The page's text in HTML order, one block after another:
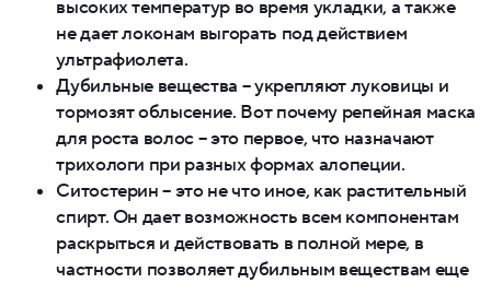
высоких температур во время укладки, а также
не дает локонам выгорать под действием
ультрафиолета.
Дубильные вещества – укрепляют луковицы и
тормозят облысение. Вот почему репейная маска
для роста волос – это первое, что назначают
трихологи при разных формах алопеции.
Ситостерин – это не что иное, как растительный
спирт. Он дает возможность всем компонентам
раскрыться и действовать в полной мере, в
частности позволяет дубильным веществам еще